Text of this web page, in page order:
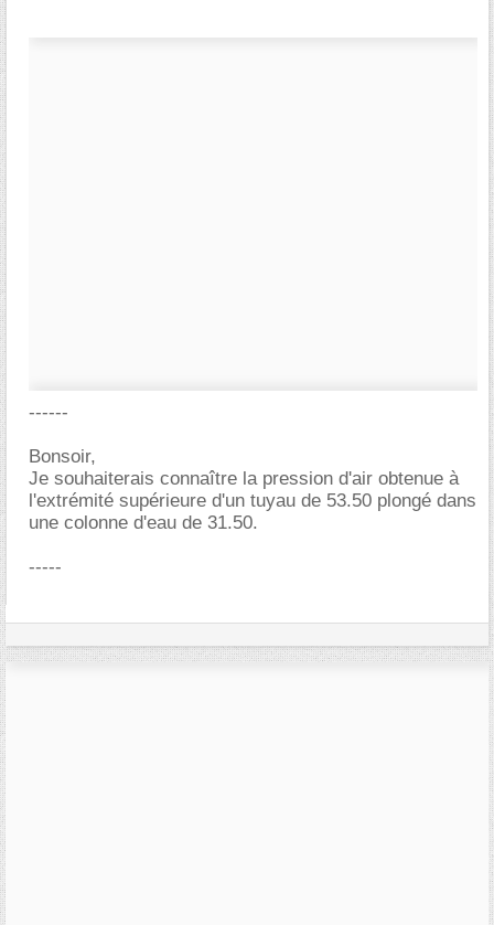
------
Bonsoir,
Je souhaiterais connaître la pression d'air obtenue à
l'extrémité supérieure d'un tuyau de 53.50 plongé dans
une colonne d'eau de 31.50.
-----